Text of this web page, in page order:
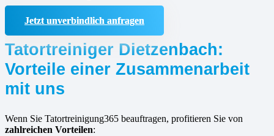
Jetzt unverbindlich anfragen
Tatortreiniger Dietzenbach:
Vorteile einer Zusammenarbeit
mit uns
Wenn Sie Tatortreinigung365 beauftragen, profitieren Sie von
zahlreichen Vorteilen: